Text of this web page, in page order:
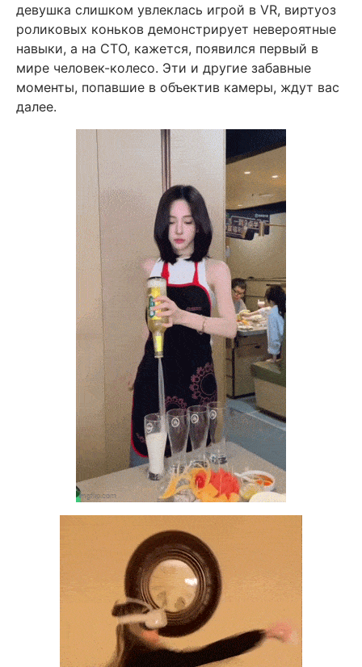
девушка слишком увлеклась игрой в VR, виртуоз
роликовых коньков демонстрирует невероятные
навыки, а на СТО, кажется, появился первый в
мире человек-колесо. Эти и другие забавные
моменты, попавшие в объектив камеры, ждут вас
далее.